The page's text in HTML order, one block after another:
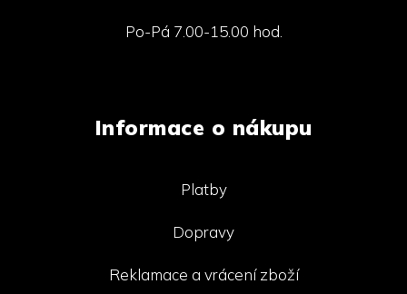
Po-Pá 7.00-15.00 hod.
Informace o nákupu
Platby
Dopravy
Reklamace a vrácení zboží